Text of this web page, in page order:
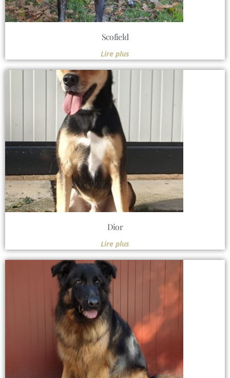
Scofield
Lire plus
Dior
Lire plus